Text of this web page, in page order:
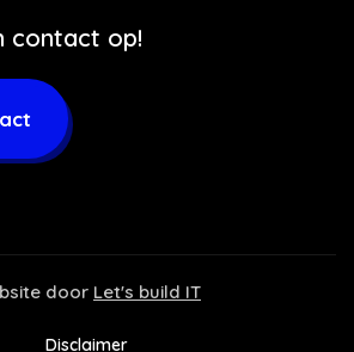
contact op!
door Let's build IT
Disclaimer